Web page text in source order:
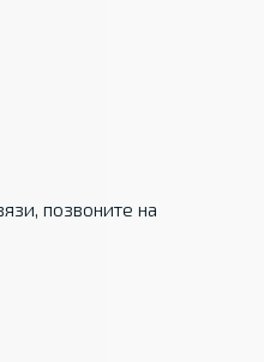
позвоните на